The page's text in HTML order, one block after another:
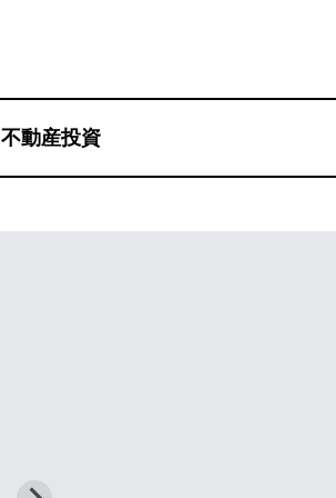
不動産投資